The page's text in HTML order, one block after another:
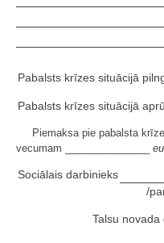
Pabalsts krīzes situācijā
Pabalsts krīzes situācijā
Piemaksa pie pabalsta
vecumam _______________
Sociālais darbinieks
/
Talsu